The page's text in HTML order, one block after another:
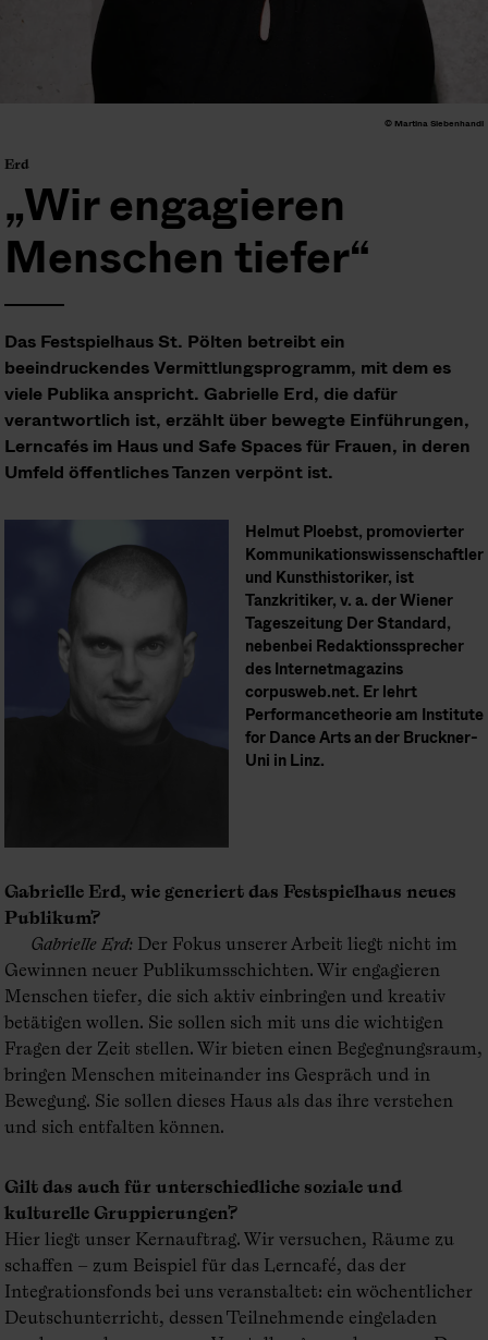
© Martina Siebenhandl
Erd
„Wir engagieren
Menschen tiefer“
Das Festspielhaus St. Pölten betreibt ein
beeindruckendes Vermittlungsprogramm, mit dem es
viele Publika anspricht. Gabrielle Erd, die dafür
verantwortlich ist, erzählt über bewegte Einführungen,
Lerncafés im Haus und Safe Spaces für Frauen, in deren
Umfeld öffentliches Tanzen verpönt ist.
Helmut Ploebst, promovierter
Kommunikationswissenschaftler
und Kunsthistoriker, ist
Tanzkritiker, v. a. der Wiener
Tageszeitung Der Standard,
nebenbei Redaktionssprecher
des Internetmagazins
corpusweb.net. Er lehrt
Performancetheorie am Institute
for Dance Arts an der Bruckner-
Uni in Linz.
Gabrielle Erd, wie generiert das Festspielhaus neues
Publikum?
Gabrielle Erd: Der Fokus unserer Arbeit liegt nicht im
Gewinnen neuer Publikumsschichten. Wir engagieren
Menschen tiefer, die sich aktiv einbringen und kreativ
betätigen wollen. Sie sollen sich mit uns die wichtigen
Fragen der Zeit stellen. Wir bieten einen Begegnungsraum,
bringen Menschen miteinander ins Gespräch und in
Bewegung. Sie sollen dieses Haus als das ihre verstehen
und sich entfalten können.
Gilt das auch für unterschiedliche soziale und
kulturelle Gruppierungen?
Hier liegt unser Kernauftrag. Wir versuchen, Räume zu
schaffen – zum Beispiel für das Lerncafé, das der
Integrationsfonds bei uns veranstaltet: ein wöchentlicher
Deutschunterricht, dessen Teilnehmende eingeladen